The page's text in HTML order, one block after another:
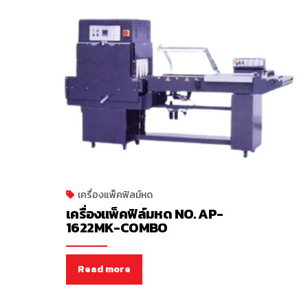
เครื่องแพ็คฟิลม์หด
เครื่องแพ็คฟิล์มหด NO. AP-
1622MK-COMBO
Read more